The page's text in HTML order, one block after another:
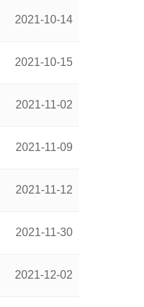
2021-10-14
2021-10-15
2021-11-02
2021-11-09
2021-11-12
2021-11-30
2021-12-02